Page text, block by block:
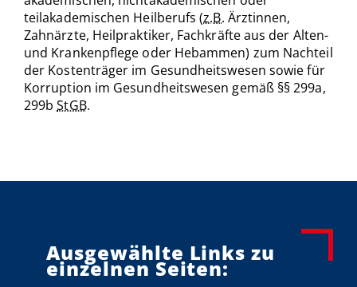
teilakademischen Heilberufs (z.B. Ärztinnen,
Zahnärzte, Heilpraktiker, Fachkräfte aus der Alten-
und Krankenpflege oder Hebammen) zum Nachteil
der Kostenträger im Gesundheitswesen sowie für
Korruption im Gesundheitswesen gemäß §§ 299a,
299bStGB.
Ausgewählte Links zu
einzelnen Seiten: